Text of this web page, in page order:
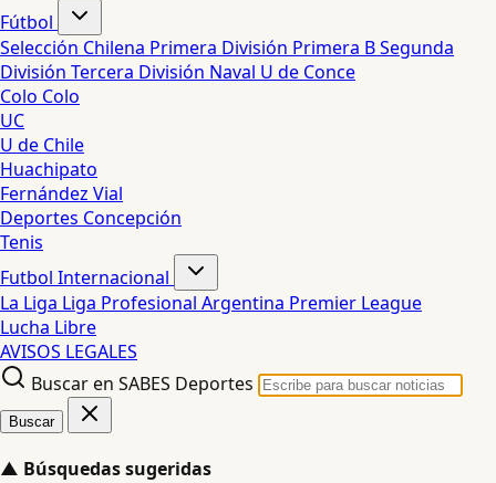
Fútbol
Selección Chilena Primera División Primera BSegunda
División Tercera División Naval U de Conce
Colo Colo
UC
U de Chile
Huachipato
Fernández Vial
Deportes Concepción
Tenis
Futbol Internacional
La Liga Liga Profesional Argentina Premier League
Lucha Libre
AVISOS LEGALES
Buscar en SABES Deportes
Buscar
▲ Búsquedas sugeridas